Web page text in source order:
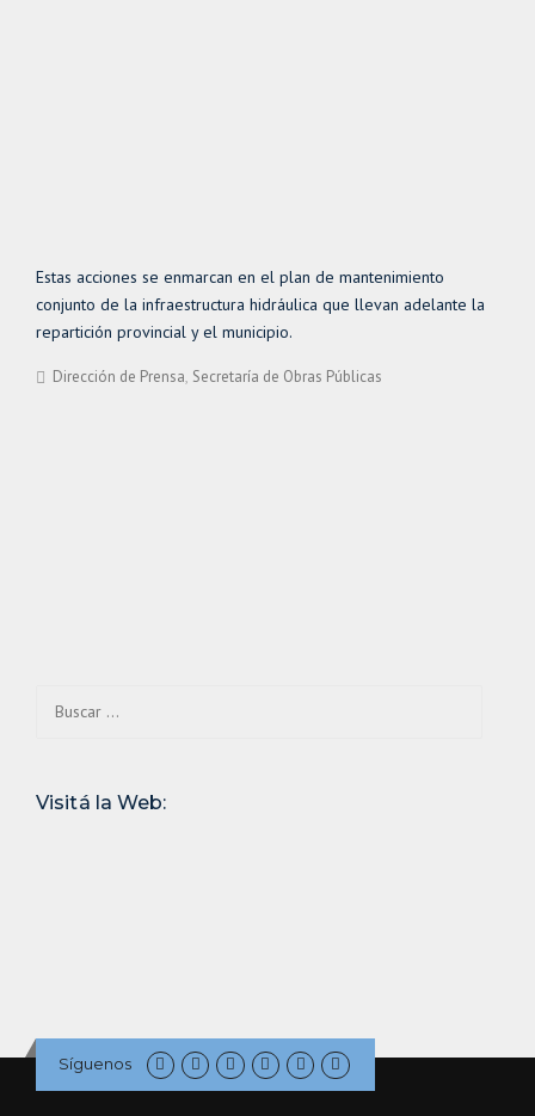
Estas acciones se enmarcan en el plan de mantenimiento
conjunto de la infraestructura hidráulica que llevan adelante la
repartición provincial y el municipio.
Dirección de Prensa Secretaría de Obras Públicas
Visitá la Web:
Síguenos